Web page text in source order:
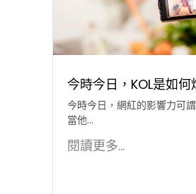
今時今日，KOL是如何
今時今日，網紅的影響力可
當他...
閱讀更多...